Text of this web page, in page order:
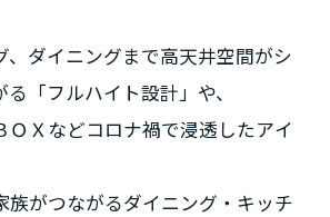
、ダイニングまで高天井空間がシ
「フルハイト設計」や、
ＯＸなどコロナ禍で浸透したアイ
族がつながるダイニング・キッチ